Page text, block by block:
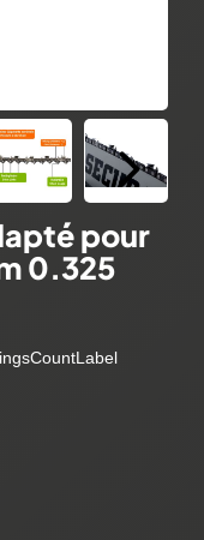
pour
0.325